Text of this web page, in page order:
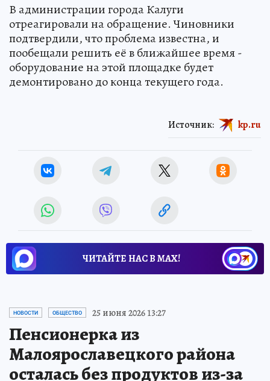
В администрации города Калуги
отреагировали на обращение. Чиновники
подтвердили, что проблема известна, и
пообещали решить её в ближайшее время -
оборудование на этой площадке будет
демонтировано до конца текущего года.
Источник: kp.ru
ЧИТАЙТЕ НАС В МАХ!
НОВОСТИ ОБЩЕСТВО 25 июня 2026 13:27
Пенсионерка из
Малоярославецкого района
осталась без продуктов из-за